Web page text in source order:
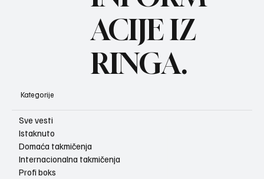
ACIJE IZ
RINGA.
Kategorije
Sve vesti
Istaknuto
Domaća takmičenja
Internacionalna takmičenja
Profi boks